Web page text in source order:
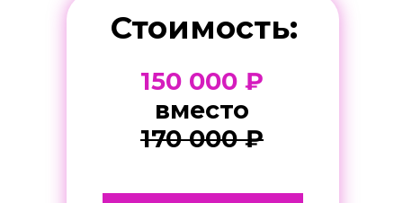
Стоимость:
150 000 ₽
вместо
170 000 ₽